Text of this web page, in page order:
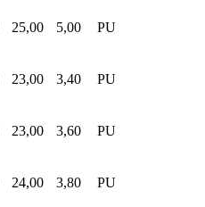
25,00 5,00 PU
23,00 3,40 PU
23,00 3,60 PU
24,00 3,80 PU